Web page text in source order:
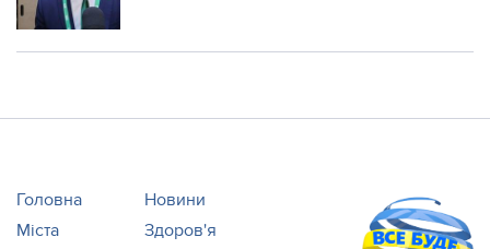
Головна
Новини
Міста
Здоров'я